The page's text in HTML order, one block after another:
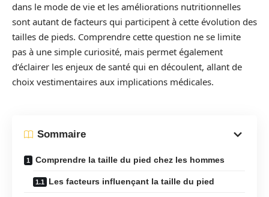
dans le mode de vie et les améliorations nutritionnelles
sont autant de facteurs qui participent à cette évolution des
tailles de pieds. Comprendre cette question ne se limite
pas à une simple curiosité, mais permet également
d’éclairer les enjeux de santé qui en découlent, allant de
choix vestimentaires aux implications médicales.
Sommaire
Comprendre la taille du pied chez les hommes
Les facteurs influençant la taille du pied